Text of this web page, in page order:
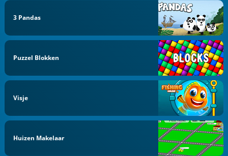
3 Pandas
Puzzel Blokken
Visje
Huizen Makelaar